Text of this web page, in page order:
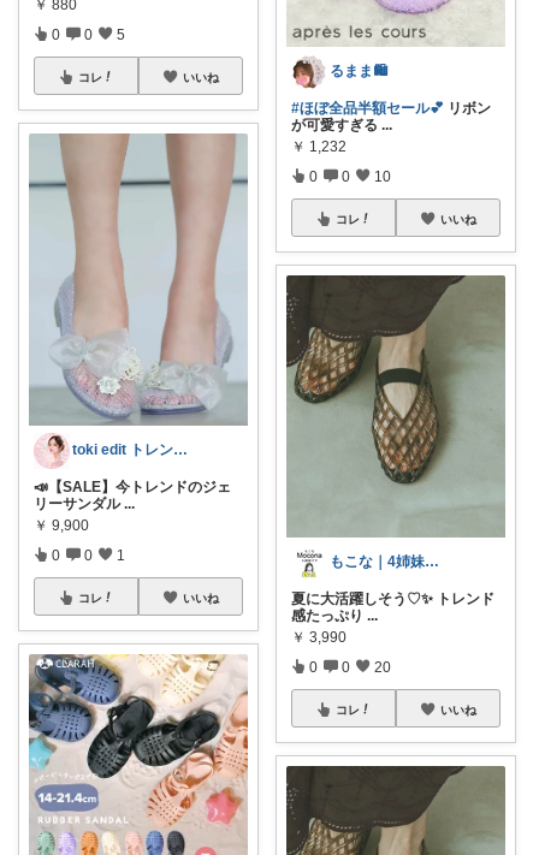
￥ 880
0 0 5
コレ いいね
toki edit トレンド編集部
📣【SALE】今トレンドのジェ
リーサンダル ...
￥ 9,900
0 0 1
コレ いいね
るまま🛍️
#ほぼ全品半額セール💕 リボン
が可愛すぎる ...
￥ 1,232
0 0 10
コレ いいね
もこな｜4姉妹ママ×子供のも×家事ラク
夏に大活躍しそう♡✨ トレンド
感たっぷり ...
￥ 3,990
0 0 20
コレ いいね